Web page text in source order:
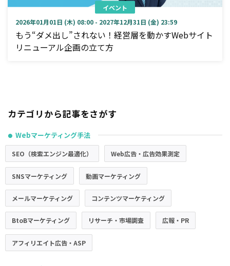
イベント
2026年01月01日 (木) 08:00 - 2027年12月31日 (金) 23:59
もう“ダメ出し”されない！経営層を動かすWebサイト
リニューアル企画の立て方
カテゴリから記事をさがす
● Webマーケティング手法
SEO（検索エンジン最適化） Web広告・広告効果測定
SNSマーケティング 動画マーケティング
メールマーケティング コンテンツマーケティング
BtoBマーケティング リサーチ・市場調査 広報・PR
アフィリエイト広告・ASP